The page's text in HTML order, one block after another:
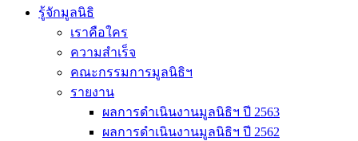
รู้จักมูลนิธิ
เราคือใคร
ความสำเร็จ
คณะกรรมการมูลนิธิฯ
รายงาน
ผลการดำเนินงานมูลนิธิฯ ปี 2563
ผลการดำเนินงานมูลนิธิฯ ปี 2562